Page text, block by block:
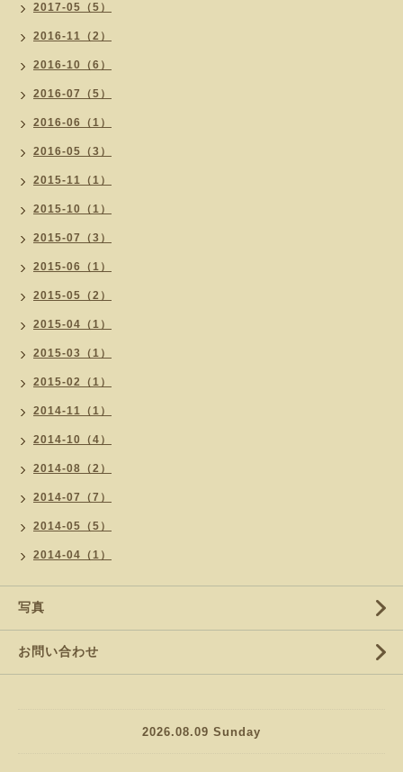
2017-05（5）
2016-11（2）
2016-10（6）
2016-07（5）
2016-06（1）
2016-05（3）
2015-11（1）
2015-10（1）
2015-07（3）
2015-06（1）
2015-05（2）
2015-04（1）
2015-03（1）
2015-02（1）
2014-11（1）
2014-10（4）
2014-08（2）
2014-07（7）
2014-05（5）
2014-04（1）
写真
お問い合わせ
2026.08.09 Sunday